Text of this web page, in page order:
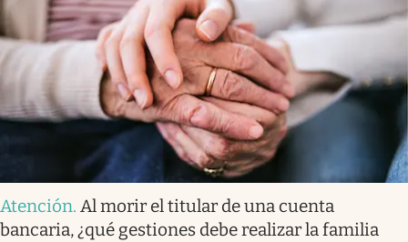
Atención. Al morir el titular de una cuenta
bancaria, ¿qué gestiones debe realizar la familia